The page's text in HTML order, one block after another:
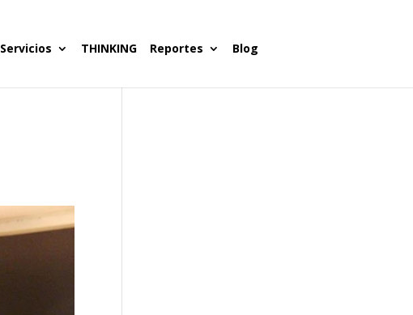
Servicios THINKING Reportes Blog